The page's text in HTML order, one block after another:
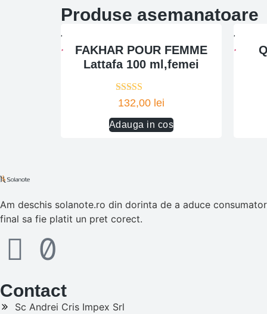
Produse asemanatoare
FAKHAR POUR FEMME
Lattafa 100 ml,femei
132,00 lei
Adauga in cos
Evaluat la
5.00
Am deschis solanote.ro din dorinta de a aduce
final sa fie platit un pret corect.
Contact
Sc Andrei Cris Impex Srl